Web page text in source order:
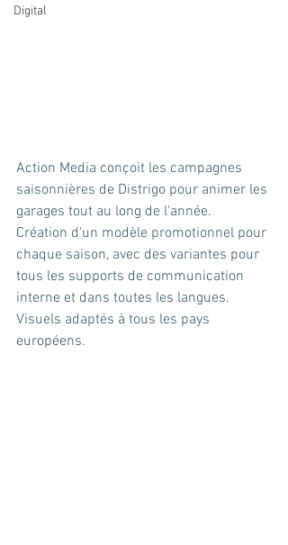
Digital
Action Media conçoit les campagnes
saisonnières de Distrigo pour animer les
garages tout au long de l'année.
Création d'un modèle promotionnel pour
chaque saison, avec des variantes pour
tous les supports de communication
interne et dans toutes les langues.
Visuels adaptés à tous les pays
européens.